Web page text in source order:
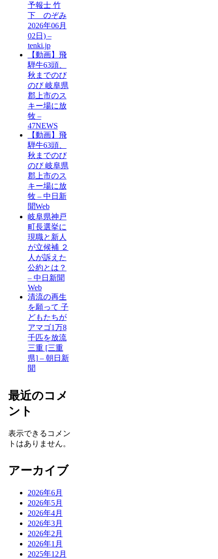
予報士 竹
下 のぞみ
2026年06月
02日) –
tenki.jp
【動画】飛
騨牛63頭、
秋までのび
のび 岐阜県
郡上市のス
キー場に放
牧 –
47NEWS
【動画】飛
騨牛63頭、
秋までのび
のび 岐阜県
郡上市のス
キー場に放
牧 – 中日新
聞Web
岐阜県神戸
町長選挙に
現職と新人
が立候補 ２
人が訴えた
公約とは？
– 中日新聞
Web
清流の再生
を願って 子
どもたちが
アマゴ1万8
千匹を放流
三重 [三重
県] – 朝日新
聞
最近のコメ
ント
表示できるコメン
トはありません。
アーカイブ
2026年6月
2026年5月
2026年4月
2026年3月
2026年2月
2026年1月
2025年12月